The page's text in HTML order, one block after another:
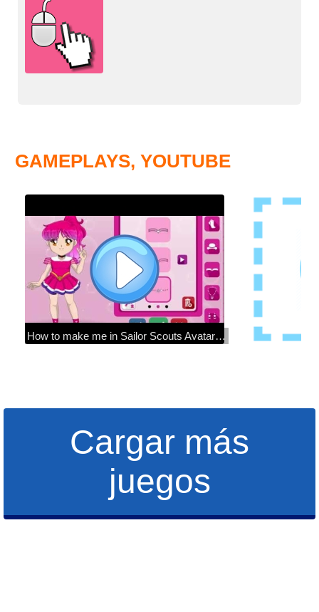
GAMEPLAYS, YOUTUBE
How to make me in Sailor Scouts Avatar Maker
Cargar más
juegos